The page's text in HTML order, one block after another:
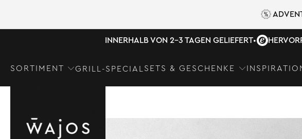
INNERHALB VON 2-3 TAGEN GELIEFERT•
SORTIMENT GRILL-SPECIAL SETS & GESCHENKE